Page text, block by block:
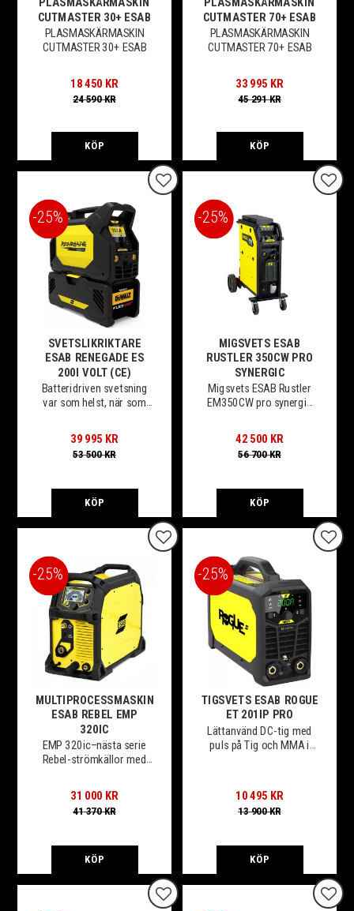
PLASMASKÄRMASKIN
CUTMASTER 30+ ESAB
PLASMASKÄRMASKIN
CUTMASTER 30+ ESAB
18 450 KR
24 590KR
KÖP
PLASMASKÄRMASKIN
CUTMASTER 70+ ESAB
PLASMASKÄRMASKIN
CUTMASTER 70+ ESAB
33 995 KR
45 291KR
KÖP
SVETSLIKRIKTARE
ESAB RENEGADE ES
200I VOLT (CE)
Batteridriven svetsning
var som helst, när som
39 995 KR
53 500KR
25%
Lägg till i favoriter
KÖP
MIGSVETS ESAB
RUSTLER 350CW PRO
SYNERGIC
Migsvets ESAB Rustler
EM350CW pro synergic
42 500 KR
56 700KR
25%
KÖP
MULTIPROCESSMASKIN
ESAB REBEL EMP
320IC
EMP 320ic–nästa serie
Rebel-strömkällor med
även för 300mm spole.
Separata magnetventiler
31 000 KR
41 370KR
25%
Lägg till i favoriter
KÖP
TIGSVETS ESAB ROGUE
ET 201IP PRO
Lättanvänd DC-tig med
puls på Tig och MMA i
10 495 KR
13 900KR
25%
KÖP
Lägg till i favoriter